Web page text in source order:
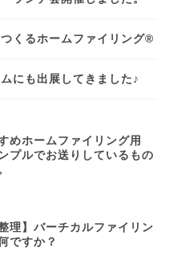
くるホームファイリング®
にも出展してきました♪
めホームファイリング用
プルでお送りしているもの
理】バーチカルファイリン
ですか？